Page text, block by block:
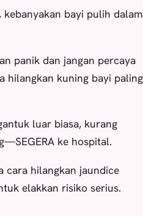
bayi pulih dalam
panik dan jangan percaya
hilangkan kuning bayi paling
luar biasa, kurang
ke hospital.
cara hilangkan jaundice
elakkan risiko serius.